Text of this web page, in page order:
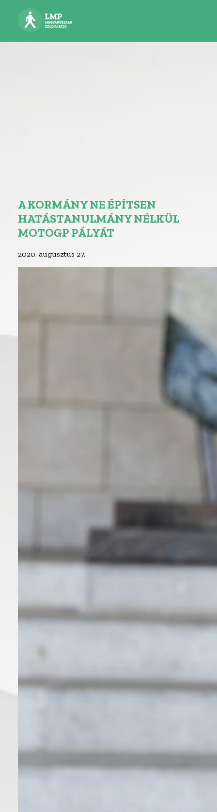
A KORMÁNY NE ÉPÍTSEN
HATÁSTANULMÁNY NÉLKÜL
MOTOGP PÁLYÁT
2020. augusztus 27.